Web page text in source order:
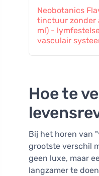
Neobotanics
tinctuur zonder
ml) -
vasculair
Hoe te
Bij het horen van
grootste verschil
geen luxe, maar
langzamer te